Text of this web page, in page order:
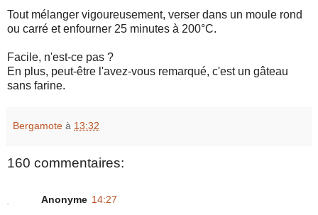
Tout mélanger vigoureusement, verser dans un moule rond
ou carré et enfourner 25 minutes à 200°C.
Facile, n'est-ce pas ?
En plus, peut-être l'avez-vous remarqué, c'est un gâteau
sans farine.
Bergamote à 13:32
160 commentaires:
Anonyme 14:27